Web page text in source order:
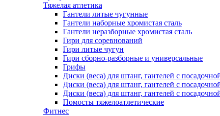
Тяжелая атлетика
Гантели литые чугунные
Гантели наборные хромистая сталь
Гантели неразборные хромистая сталь
Гири для соревнований
Гири литые чугун
Гири сборно-разборные и универсальные
Грифы
Диски (веса) для штанг, гантелей с
Диски (веса) для штанг, гантелей с
Диски (веса) для штанг, гантелей с
Помосты тяжелоатлетические
Фитнес